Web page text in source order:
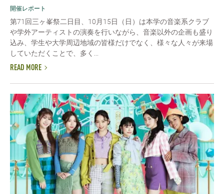
開催レポート
第71回三ヶ峯祭二日目、10月15日（日）は本学の音楽系クラブ
や学外アーティストの演奏を行いながら、音楽以外の企画も盛り
込み、学生や大学周辺地域の皆様だけでなく、様々な人々が来場
していただくことで、多く...
READ MORE